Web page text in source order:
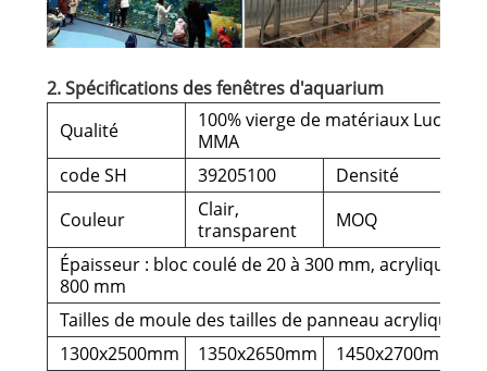
2. Spécifications des fenêtres d'aquarium
Qualité
100% vierge de matériaux Lucite
MMA
code SH
39205100 Densité
Couleur
Clair,
transparent
MOQ
Épaisseur : bloc coulé de 20 à 300 mm, acrylique
800 mm
Tailles de moule des tailles de panneau acrylique :
1300x2500mm
1350x2650mm 1450x2700mm